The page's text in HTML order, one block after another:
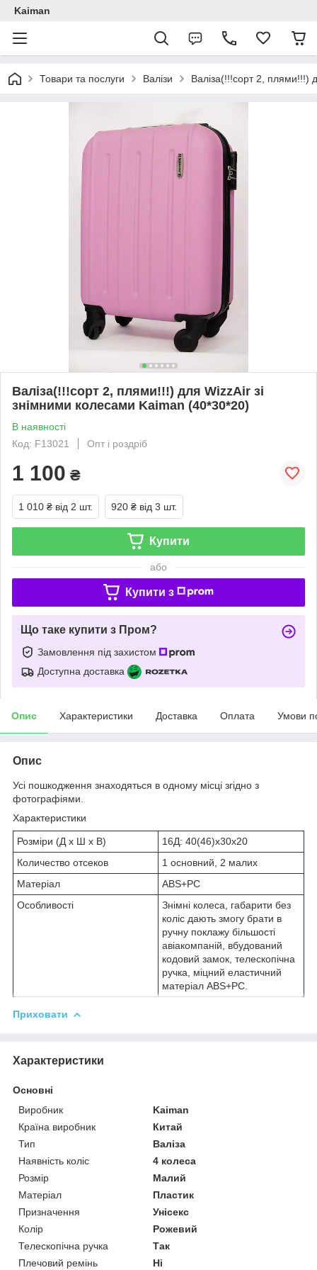
Kaiman
Товари та послуги Валізи Валіза(!!!сорт 2, плями!!!)
Валіза(!!!сорт 2, плями!!!) для WizzAir зі
знімними колесами Kaiman (40*30*20)
В наявності
Код: F13021
Опт і роздріб
1 100 ₴
1 010 ₴ від 2 шт. 920 ₴ від 3 шт.
Купити
або
Купити з
Що таке купити з Пром?
Замовлення під захистом
Доступна доставка
Опис Характеристики Доставка Оплата Умови
Опис
Усі пошкодження знаходяться в одному місці згідно з
фотографіями.
Характеристики
Розміри (Д х Ш х В)
16Д: 40(46)х30х20
Количество отсеков
1 основний, 2 малих
Матеріал
ABS+PC
Особливості
Знімні колеса, габарити без
коліс дають змогу брати в
ручну поклажу більшості
авіакомпаній, вбудований
кодовий замок, телескопічна
ручка, міцний еластичний
матеріал ABS+PC.
Приховати
Характеристики
Основні
Виробник
Kaiman
Країна виробник
Китай
Тип
Валіза
Наявність коліс
4 колеса
Розмір
Малий
Матеріал
Пластик
Призначення
Унісекс
Колір
Рожевий
Телескопічна ручка
Так
Плечовий ремінь
Ні